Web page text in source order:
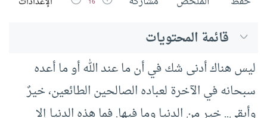
قائمة المحتويات
ليس هناك أدنى شك في أن ما عند الله أو ما أعده
سبحانه في الآخرة لعباده الصالحين الطائعين، خيرٌ
وأبقى.. خير من الدنيا وما فيها. فما هذه الدنيا إلا